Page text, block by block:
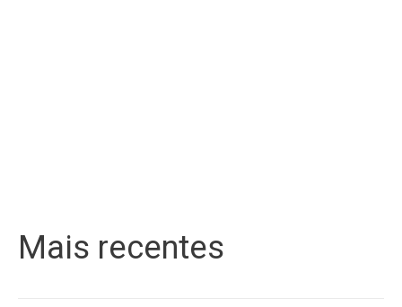
Mais recentes